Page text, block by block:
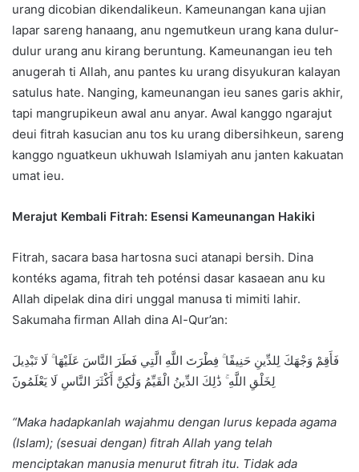
urang dicobian dikendalikeun. Kameunangan kana ujian
lapar sareng hanaang, anu ngemutkeun urang kana dulur-
dulur urang anu kirang beruntung. Kameunangan ieu teh
anugerah ti Allah, anu pantes ku urang disyukuran kalayan
satulus hate. Nanging, kameunangan ieu sanes garis akhir,
tapi mangrupikeun awal anu anyar. Awal kanggo ngarajut
deui fitrah kasucian anu tos ku urang dibersihkeun, sareng
kanggo nguatkeun ukhuwah Islamiyah anu janten kakuatan
umat ieu.
Merajut Kembali Fitrah: Esensi Kameunangan Hakiki
Fitrah, sacara basa hartosna suci atanapi bersih. Dina
kontéks agama, fitrah teh poténsi dasar kasaean anu ku
Allah dipelak dina diri unggal manusa ti mimiti lahir.
Sakumaha firman Allah dina Al-Qur’an:
فَأَقِمْ وَجْهَكَ لِلدِّينِ حَنِيفًا ۚ فِطْرَتَ اللَّهِ الَّتِي فَطَرَ النَّاسَ عَلَيْهَا ۚ لَا تَبْدِيلَ
لِخَلْقِ اللَّهِ ۚ ذَٰلِكَ الدِّينُ الْقَيِّمُ وَلَٰكِنَّ أَكْثَرَ النَّاسِ لَا يَعْلَمُون
“Maka hadapkanlah wajahmu dengan lurus kepada agama
(Islam); (sesuai dengan) fitrah Allah yang telah
menciptakan manusia menurut fitrah itu. Tidak ada